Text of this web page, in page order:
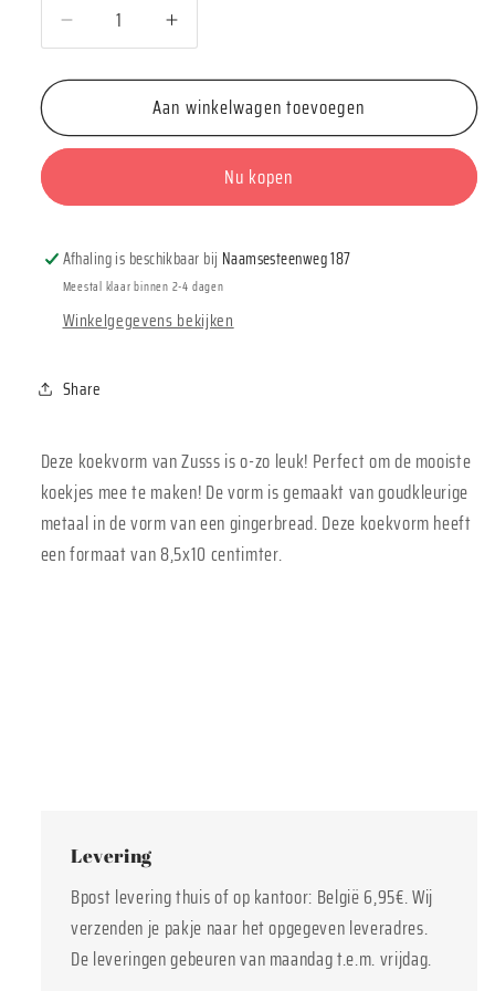
Aantal
verlagen
voor
Koekjesvorm
Aantal
verhogen
voor
Zusss
Koekjesvorm
Aan winkelwagen toevoegen
Nu kopen
Afhaling is beschikbaar bij Naamsesteenweg 187
Meestal klaar binnen 2-4 dagen
Winkelgegevens bekijken
Share
Deze koekvorm van Zusss is o-zo leuk! Perfect om de mooiste
koekjes mee te maken! De vorm is gemaakt van goudkleurige
metaal in de vorm van een gingerbread. Deze koekvorm heeft
een formaat van 8,5x10 centimter.
Levering
Bpost levering thuis of op kantoor: België 6,95€. Wij
verzenden je pakje naar het opgegeven leveradres.
De leveringen gebeuren van maandag t.e.m. vrijdag.